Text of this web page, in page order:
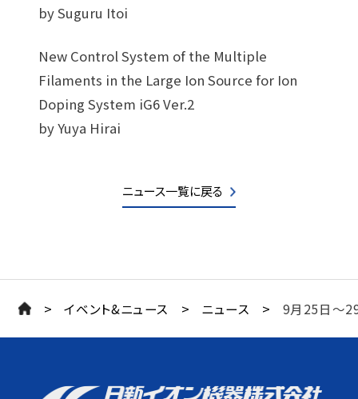
by Suguru Itoi
New Control System of the Multiple
Filaments in the Large Ion Source for Ion
Doping System iG6 Ver.2
by Yuya Hirai
ニュース一覧に戻る
> イベント&ニュース > ニュース > 9月25日〜